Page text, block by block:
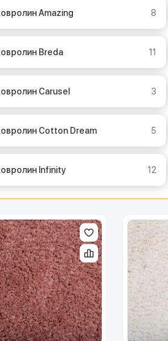
Ковролин Amazing 8
Ковролин Breda 11
Ковролин Carusel 3
Ковролин Cotton Dream 5
Ковролин Infinity 12